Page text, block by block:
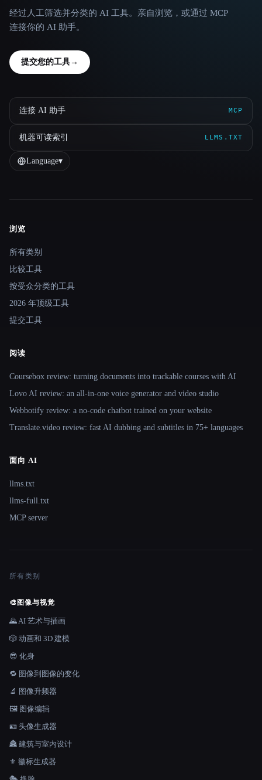
经过人工筛选并分类的 AI 工具。亲自浏览，或通过 MCP
连接你的 AI 助手。
提交您的工具→
连接 AI 助手 MCP
机器可读索引 LLMS.TXT
Language▾
Site navigation
浏览
所有类别
比较工具
按受众分类的工具
2026 年顶级工具
提交工具
阅读
Coursebox review: turning documents into trackable courses with AI
Lovo AI review: an all-in-one voice generator and video studio
Webbotify review: a no-code chatbot trained on your website
Translate.video review: fast AI dubbing and subtitles in 75+ languages
面向 AI
llms.txt
llms-full.txt
MCP server
所有类别
🎨 图像与视觉
🌄 AI 艺术与插画
🎲 动画和 3D 建模
😎 化身
🔁 图像到图像的变化
🔬 图像升频器
🖼️ 图像编辑
🪪 头像生成器
🏯 建筑与室内设计
⚜️ 徽标生成器